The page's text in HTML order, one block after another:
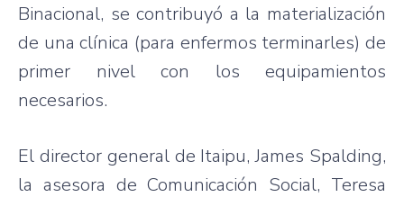
Binacional, se contribuyó a la materialización
de una clínica (para enfermos terminarles) de
primer nivel con los equipamientos
necesarios.
El director general de Itaipu, James Spalding,
la asesora de Comunicación Social, Teresa